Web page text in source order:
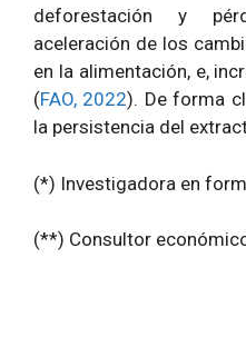
deforestación y
aceleración de los
en la alimentación, e,
(FAO, 2022). De forma
la persistencia del
(*) Investigadora en
(**) Consultor